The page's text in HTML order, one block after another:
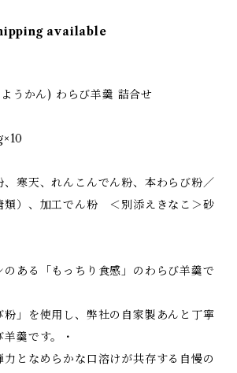
available
うかん) わらび羊羹 詰合せ
、寒天、れんこんでん粉、本わらび粉／
類）、加工でん粉 ＜別添えきなこ＞砂
のある「もっちり食感」のわらび羊羹で
粉」を使用し、弊社の自家製あんと丁寧
羹です。・
力となめらかな口溶けが共存する自慢の